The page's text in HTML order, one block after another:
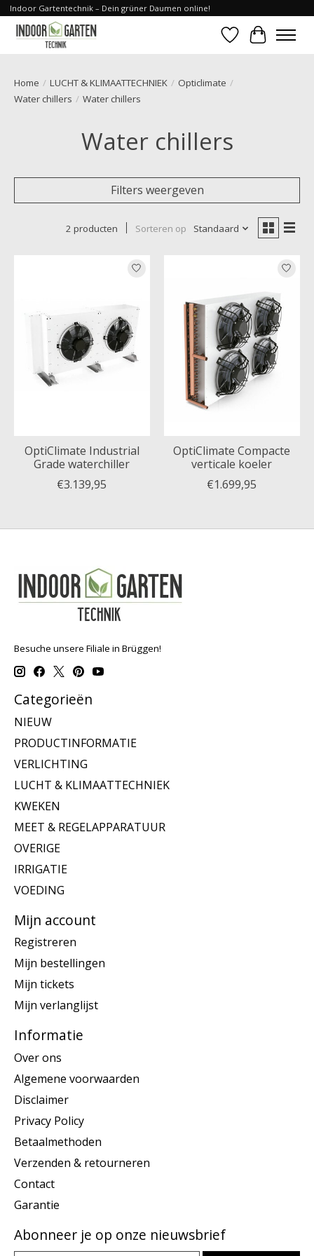
Indoor Gartentechnik – Dein grüner Daumen online!
Verlanglijst
Home / LUCHT & KLIMAATTECHNIEK / Opticlimate /
Water chillers / Water chillers
Water chillers
Filters weergeven
2 producten Sorteren op Standaard
OptiClimate Industrial
Grade waterchiller
€3.139,95
OptiClimate Compacte
verticale koeler
€1.699,95
Besuche unsere Filiale in Brüggen!
Categorieën
NIEUW
PRODUCTINFORMATIE
VERLICHTING
LUCHT & KLIMAATTECHNIEK
KWEKEN
MEET & REGELAPPARATUUR
OVERIGE
IRRIGATIE
VOEDING
Mijn account
Registreren
Mijn bestellingen
Mijn tickets
Mijn verlanglijst
Informatie
Over ons
Algemene voorwaarden
Disclaimer
Privacy Policy
Betaalmethoden
Verzenden & retourneren
Contact
Garantie
Abonneer je op onze nieuwsbrief